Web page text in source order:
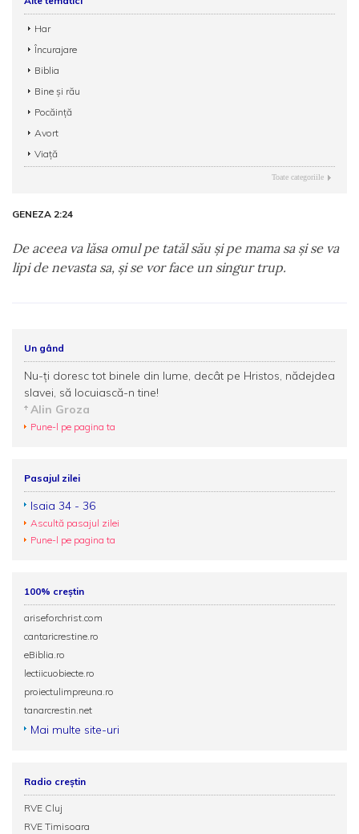
Har
Încurajare
Biblia
Bine și rău
Pocăință
Avort
Viață
Toate categoriile
GENEZA 2:24
De aceea va lăsa omul pe tatăl său şi pe mama sa şi se va
lipi de nevasta sa, şi se vor face un singur trup.
Un gând
Nu-ţi doresc tot binele din lume, decât pe Hristos, nădejdea
slavei, să locuiască-n tine!
Alin Groza
Pune-l pe pagina ta
Pasajul zilei
Isaia 34 - 36
Ascultă pasajul zilei
Pune-l pe pagina ta
100% creștin
ariseforchrist.com
cantaricrestine.ro
eBiblia.ro
lectiicuobiecte.ro
proiectulimpreuna.ro
tanarcrestin.net
Mai multe site-uri
Radio creștin
RVE Cluj
RVE Timisoara